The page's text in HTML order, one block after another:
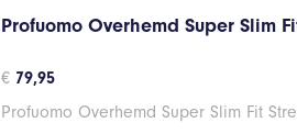
Profuomo Overhemd Super Slim
€ 79,95
Profuomo Overhemd Super Slim Fit